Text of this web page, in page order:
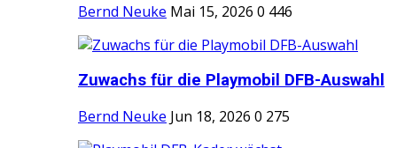
Bernd Neuke Mai 15, 2026 0 446
Zuwachs für die Playmobil DFB-Auswahl
Bernd Neuke Jun 18, 2026 0 275